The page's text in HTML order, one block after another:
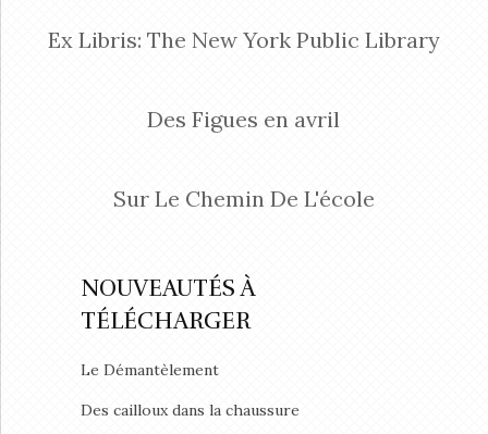
Ex Libris: The New York Public Library
Des Figues en avril
Sur Le Chemin De L'école
NOUVEAUTÉS À
TÉLÉCHARGER
Le Démantèlement
Des cailloux dans la chaussure